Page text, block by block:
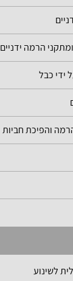
הרמה ידניים
ידי כבל
והפיכת חביות
לשינוע